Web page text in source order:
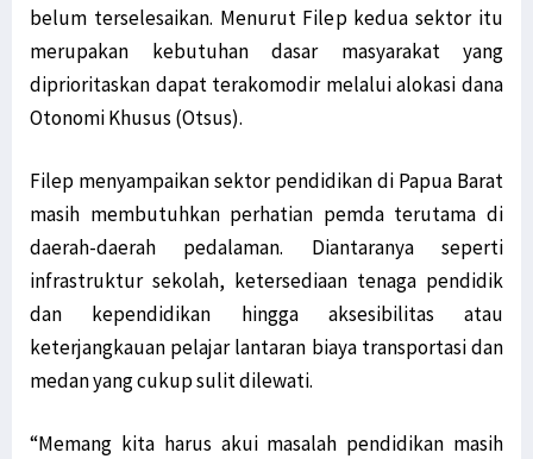
belum terselesaikan. Menurut Filep kedua sektor itu
merupakan kebutuhan dasar masyarakat yang
diprioritaskan dapat terakomodir melalui alokasi dana
Otonomi Khusus (Otsus).
Filep menyampaikan sektor pendidikan di Papua Barat
masih membutuhkan perhatian pemda terutama di
daerah-daerah pedalaman. Diantaranya seperti
infrastruktur sekolah, ketersediaan tenaga pendidik
dan kependidikan hingga aksesibilitas atau
keterjangkauan pelajar lantaran biaya transportasi dan
medan yang cukup sulit dilewati.
“Memang kita harus akui masalah pendidikan masih